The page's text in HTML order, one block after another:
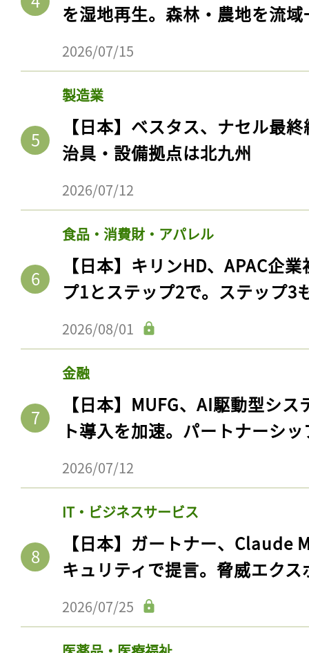
を湿地再生。森林・農地を流
2026/07/15
製造業
【日本】ベスタス、ナセル最
治具・設備拠点は北九州
2026/07/12
食品・消費財・アパレル
【日本】キリンHD、APAC企
プ1とステップ2で。ステップ3
2026/08/01
金融
【日本】MUFG、AI駆動型シ
ト導入を加速。パートナーシ
2026/07/12
IT・ビジネスサービス
【日本】ガートナー、Claude
キュリティで提言。脅威エク
2026/07/25